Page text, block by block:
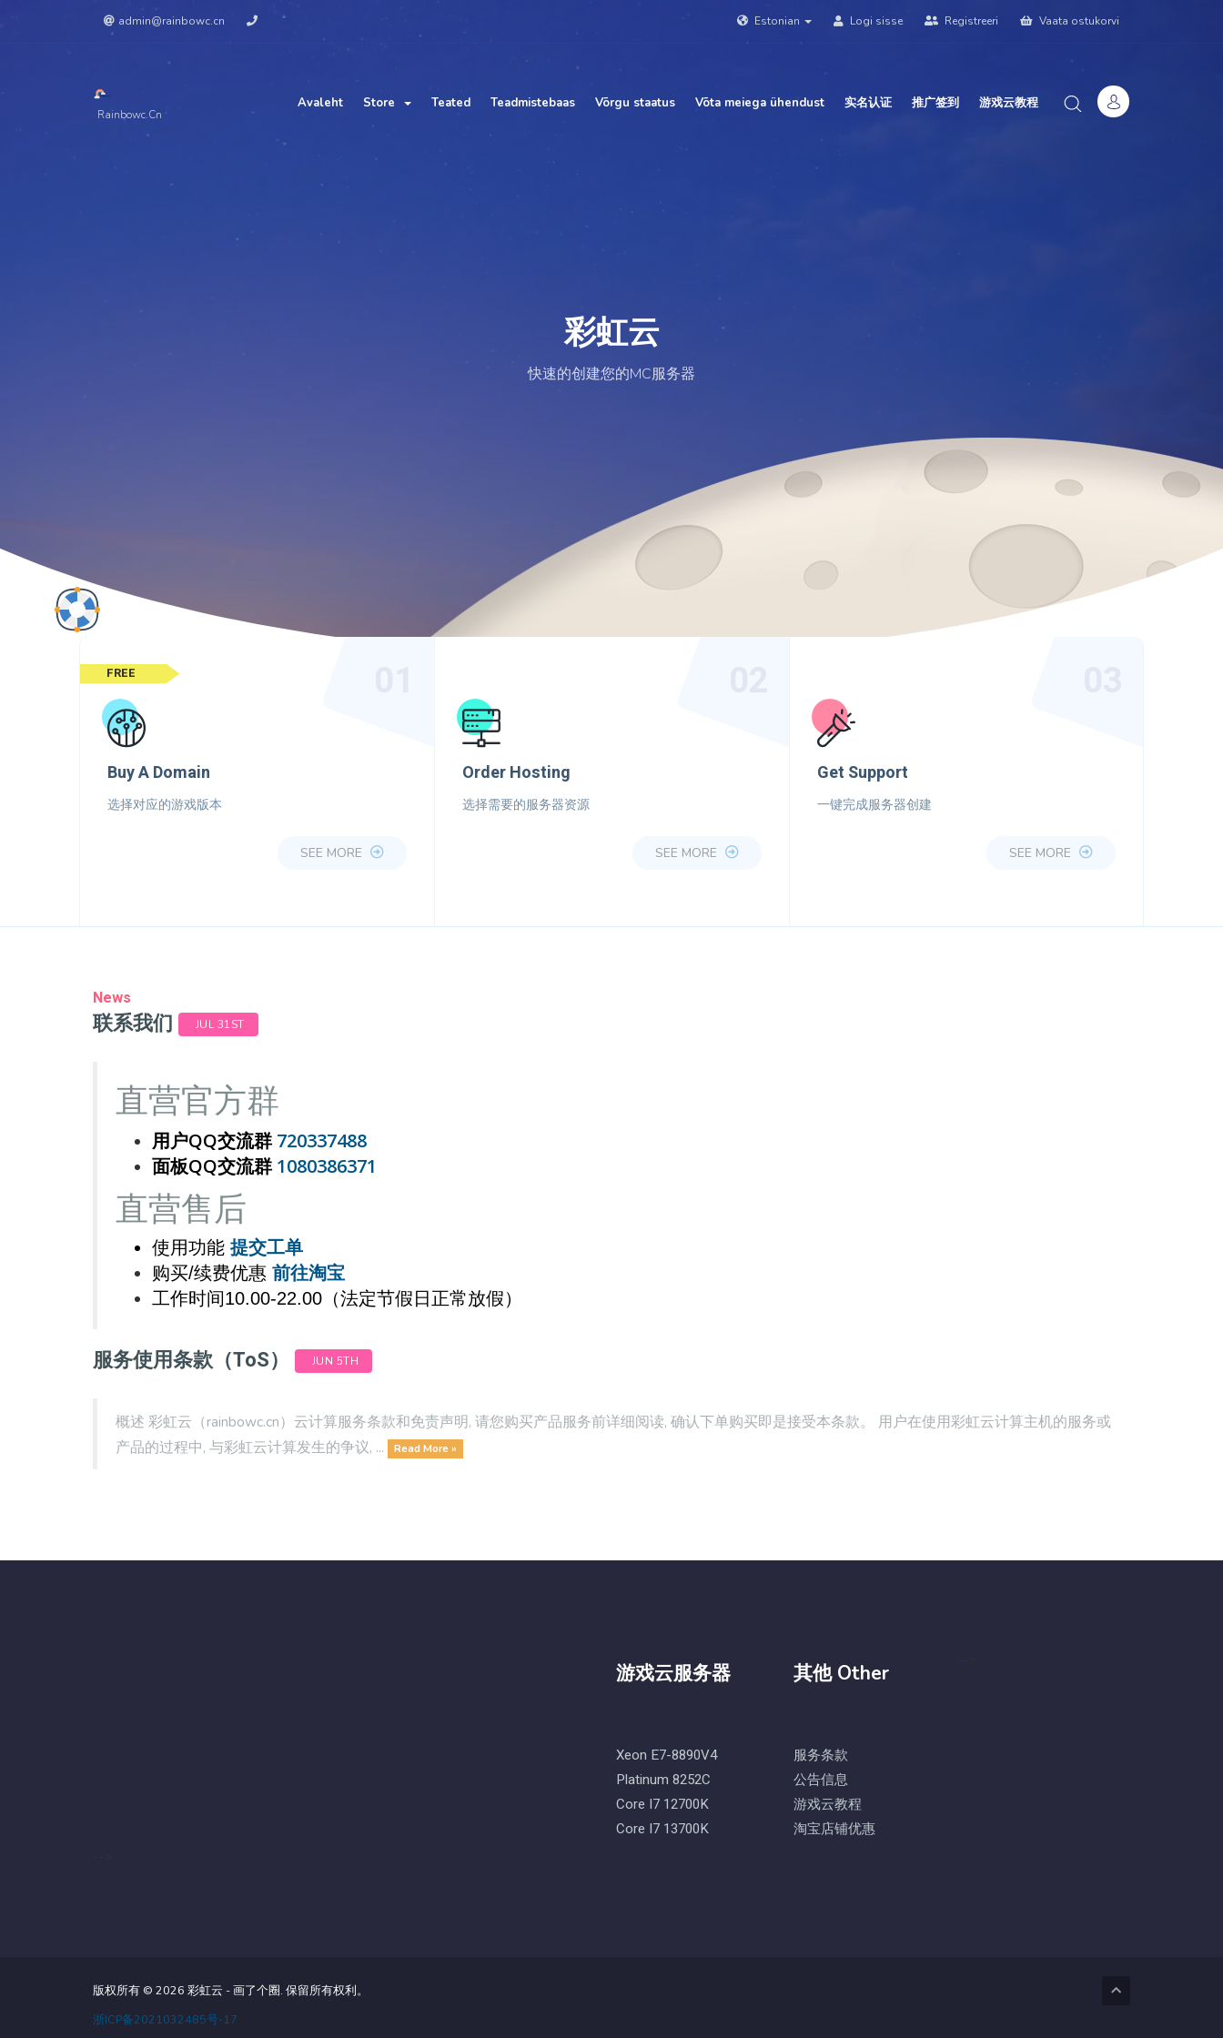
admin@rainbowc.cn Estonian Logi sisse Registreeri Vaata ostukorvi
Rainbowc.cn
Avaleht Store Teated Teadmistebaas Võrgu staatus Võta meiega ühendust 实名认证 推广签到 游戏云教程
彩虹云
快速的创建您的MC服务器
FREE
Buy A Domain
选择对应的游戏版本
SEE MORE
Order Hosting
选择需要的服务器资源
SEE MORE
Get Support
一键完成服务器创建
SEE MORE
News
联系我们 JUL 31ST
直营官方群
用户QQ交流群 720337488
面板QQ交流群 1080386371
直营售后
使用功能 提交工单
购买/续费优惠 前往淘宝
工作时间10.00-22.00（法定节假日正常放假）
服务使用条款（ToS） JUN 5TH
概述 彩虹云（rainbowc.cn）云计算服务条款和免责声明, 请您购买产品服务前详细阅读, 确认下单购买即是接受本条款。 用户在使用彩虹云计算主机的服务或
产品的过程中, 与彩虹云计算发生的争议, ...
Read More »
游戏云服务器
Xeon E7-8890V4
Platinum 8252C
Core I7 12700K
Core I7 13700K
其他 Other
服务条款
公告信息
游戏云教程
淘宝店铺优惠
版权所有 © 2026 彩虹云 - 画了个圈. 保留所有权利。
浙ICP备2021032485号-17